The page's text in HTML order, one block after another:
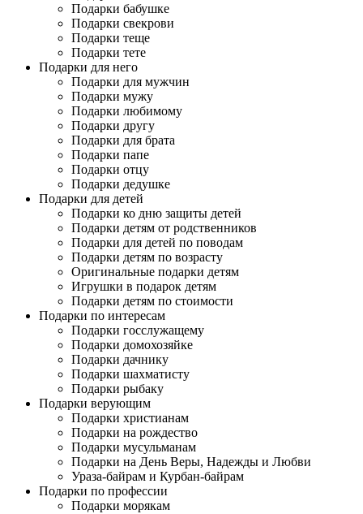
Подарки бабушке
Подарки свекрови
Подарки теще
Подарки тете
Подарки для него
Подарки для мужчин
Подарки мужу
Подарки любимому
Подарки другу
Подарки для брата
Подарки папе
Подарки отцу
Подарки дедушке
Подарки для детей
Подарки ко дню защиты детей
Подарки детям от родственников
Подарки для детей по поводам
Подарки детям по возрасту
Оригинальные подарки детям
Игрушки в подарок детям
Подарки детям по стоимости
Подарки по интересам
Подарки госслужащему
Подарки домохозяйке
Подарки дачнику
Подарки шахматисту
Подарки рыбаку
Подарки верующим
Подарки христианам
Подарки на рождество
Подарки мусульманам
Подарки на День Веры, Надежды и Любви
Ураза-байрам и Курбан-байрам
Подарки по профессии
Подарки морякам